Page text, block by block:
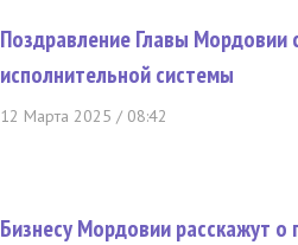
Поздравление Главы Мордовии
исполнительной системы
12 Марта 2025 / 08:42
Бизнесу Мордовии расскажут